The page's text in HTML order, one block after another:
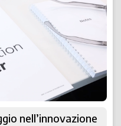
nell’innovazione